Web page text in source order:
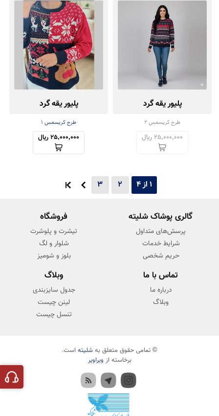
پلیور یقه گرد
طرح کریسمس 2
25,000,000 ریال
پلیور یقه گرد
طرح کریسمس ۱
25,000,000 ریال
1 از 4 2
3
گالری پوشاک شلیته
پرسش‌های متداول
شرایط خدمات
حریم شخصی
فروشگاه
تیشرت و پلوشرت
شلوار و لگ
بلوز و شومیز
تماس با ما
درباره ما
وبلاگ
وبلاگ
جدول سایزبندی
لینن چیست
تنسل چیست
© تمامی حقوق متعلق به شلیته است.
برخاسته از ویراویر